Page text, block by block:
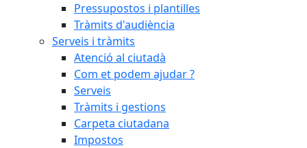
Pressupostos i plantilles
Tràmits d'audiència
Serveis i tràmits
Atenció al ciutadà
Com et podem ajudar ?
Serveis
Tràmits i gestions
Carpeta ciutadana
Impostos